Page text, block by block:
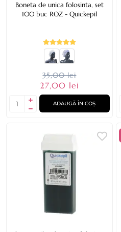
Boneta de unica folosinta, set
100 buc ROZ - Quickepil
35,00 lei
27,00 lei
ADAUGĂ ÎN COȘ